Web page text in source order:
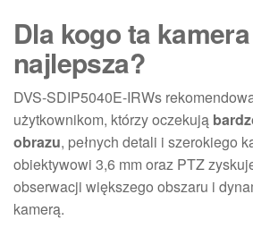
Dla kogo ta
najlepsza?
DVS-SDIP5040E-IRWs
użytkownikom, którzy oczekują
obrazu, pełnych detali i szerokiego
obiektywowi 3,6 mm oraz PTZ
obserwacji większego obszaru i
kamerą.